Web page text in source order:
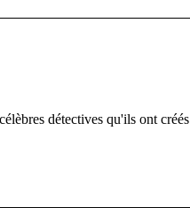
détectives qu'ils ont créés